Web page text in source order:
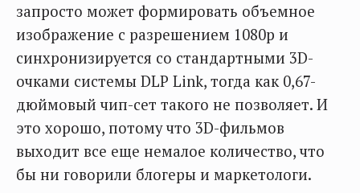
запросто может формировать объемное
изображение с разрешением 1080р и
синхронизируется со стандартными 3D-
очками системы DLP Link, тогда как 0,67-
дюймовый чип-сет такого не позволяет. И
это хорошо, потому что 3D-фильмов
выходит все еще немалое количество, что
бы ни говорили блогеры и маркетологи.